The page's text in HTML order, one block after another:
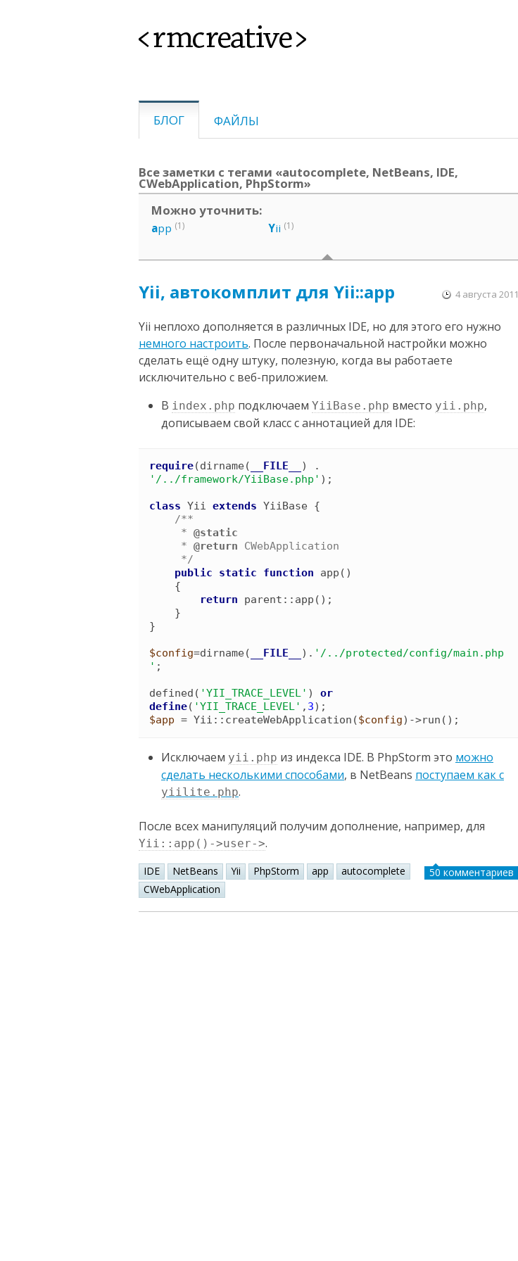
<rmcreative>
БЛОГ ФАЙЛЫ
Все заметки с тегами «autocomplete, NetBeans, IDE,
CWebApplication, PhpStorm»
Можно уточнить:
app (1) Yii (1)
Yii, автокомплит для Yii::app 4 августа 2011
Yii неплохо дополняется в различных IDE, но для этого его нужно
немного настроить. После первоначальной настройки можно
сделать ещё одну штуку, полезную, когда вы работаете
исключительно с веб-приложием.
В index.php подключаем YiiBase.php вместо yii.php,
дописываем свой класс с аннотацией для IDE:
require(dirname( __FILE__ )
' /../framework/YiiBase.php ' ) ;
class Yii extends YiiBase {
/**
     *
     *
@return CWebApplication
*/
public
static function app ( )
{
return
parent :: app ( ) ;
}
}
$config=dirname( __FILE__ ) . ' /../protected/config/main.php
' ;
defined ( 'YII_TRACE_LEVEL' )
or
define( 'YII_TRACE_LEVEL' , 3)
$app = Yii :: createWebApplication ($config) ->run ( ) ;
Исключаем yii.php из индекса IDE. В PhpStorm это можно
сделать несколькими способами, в NetBeans поступаем как с
yiilite.php.
После всех манипуляций получим дополнение, например, для
Yii::app()->user->.
IDE NetBeans Yii PhpStorm app
autocomplete
CWebApplication
50 комментариев